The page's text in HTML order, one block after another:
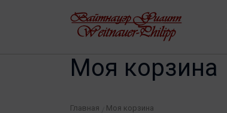
Моя корзина
Главная Моя корзина